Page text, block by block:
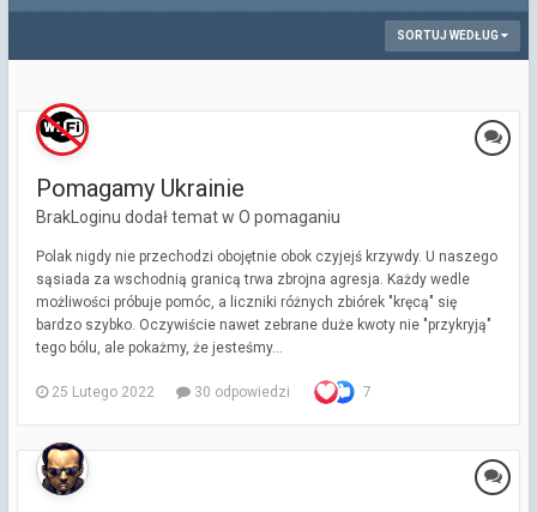
SORTUJ WEDŁUG
Pomagamy Ukrainie
BrakLoginu dodał temat w O pomaganiu
Polak nigdy nie przechodzi obojętnie obok czyjejś krzywdy. U naszego
sąsiada za wschodnią granicą trwa zbrojna agresja. Każdy wedle
możliwości próbuje pomóc, a liczniki różnych zbiórek "kręcą" się
bardzo szybko. Oczywiście nawet zebrane duże kwoty nie "przykryją"
tego bólu, ale pokażmy, że jesteśmy...
25 Lutego 2022 30 odpowiedzi 7